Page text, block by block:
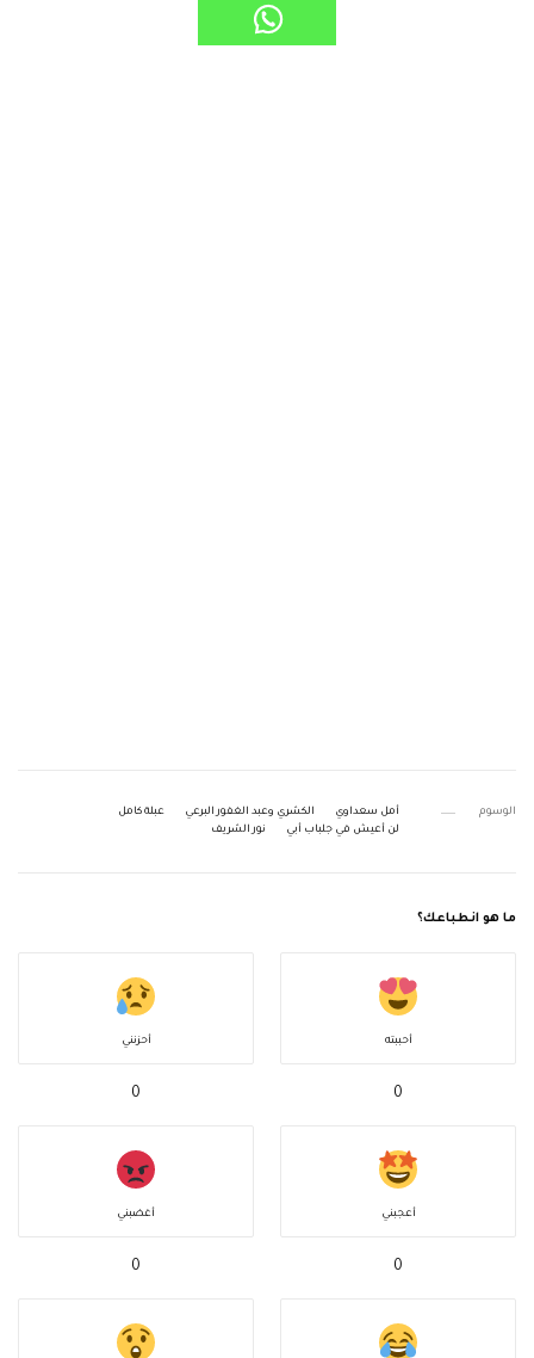
الوسوم أمل سعداوي الكشري وعبد الغفور البرعي
عبلة كامل
لن أعيش في جلباب أبي
نور الشريف
ما هو انطباعك؟
أحببته
0
أحزنني
0
أعجبني
0
أغضبني
0